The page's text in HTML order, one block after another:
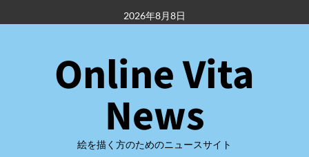
容
2026年8月8日
Online Vita
News
絵を描く方のためのニュースサイト